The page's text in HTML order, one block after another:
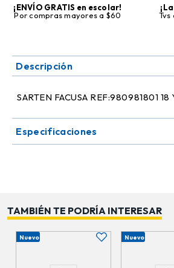
¡ENVÍO GRATIS en escolar!
Por compras mayores a $60
Tvs
Descripción
SARTEN FACUSA REF:980981801 18
Especificaciones
TAMBIÉN TE PODRÍA INTERESAR
Nuevo Nuevo